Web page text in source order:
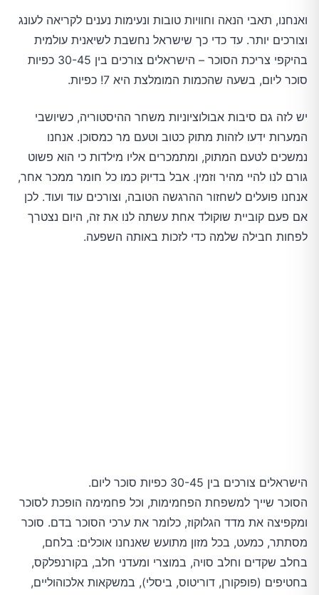
ואנחנו, תאבי הנאה וחוויות טובות ונעימות נענים לקריאה לעונג
וצורכים יותר. עד כדי כך שישראל נחשבת לשיאנית עולמית
בהיקפי צריכת הסוכר – הישראלים צורכים בין 30-45 כפיות
סוכר ליום, בשעה שהכמות המומלצת היא 7! כפיות.
יש לזה גם סיבות אבולוציוניות משחר ההיסטוריה, כשיושבי
המערות ידעו לזהות מתוק כטוב וטעם מר כמסוכן. אנחנו
נמשכים לטעם המתוק, ומתמכרים אליו מילדות כי הוא פשוט
גורם לנו להיי מהיר וזמין. אבל בדיוק כמו כל חומר ממכר אחר,
אנחנו פועלים לשחזור ההרגשה הטובה, וצורכים עוד ועוד. לכן
אם פעם קוביית שוקולד אחת עשתה לנו את זה, היום נצטרך
לפחות חבילה שלמה כדי לזכות באותה השפעה.
הישראלים צורכים בין 30-45 כפיות סוכר ליום.
הסוכר שייך למשפחת הפחמימות, וכל פחמימה הופכת לסוכר
ומקפיצה את מדד הגלוקוז, כלומר את ערכי הסוכר בדם. סוכר
מסתתר, כמעט, בכל מזון מתועש שאנחנו אוכלים: בלחם,
בחלב שקדים וחלב סויה, במוצרי ומעדני חלב, בקורנפלקס,
בחטיפים (פופקורן, דוריטוס, ביסלי), במשקאות אלכוהוליים,